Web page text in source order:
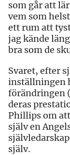
som går att
vem som
ett rum att
jag kände
bra som de
Svaret, efter
inställningen
förändringen
deras
Phillips om
själv en
själv.